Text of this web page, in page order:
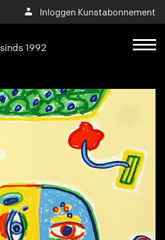
Inloggen Kunstabonnement
sinds 1992